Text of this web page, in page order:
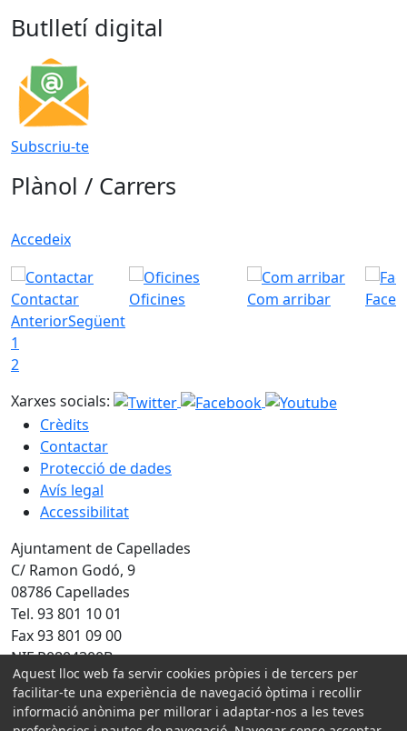
Butlletí digital
Subscriu-te
Plànol / Carrers
Accedeix
Contactar Oficines Com arribar
AnteriorSegüent
1
2
Xarxes socials:
Crèdits
Contactar
Protecció de dades
Avís legal
Accessibilitat
Ajuntament de Capellades
C/ Ramon Godó, 9
08786 Capellades
Tel. 93 801 10 01
Fax 93 801 09 00
NIF P0804300B
Amb la col·laboració de:
Aquest lloc web fa servir cookies pròpies i de tercers per
facilitar-te una experiència de navegació òptima i recollir
informació anònima per millorar i adaptar-nos a les teves